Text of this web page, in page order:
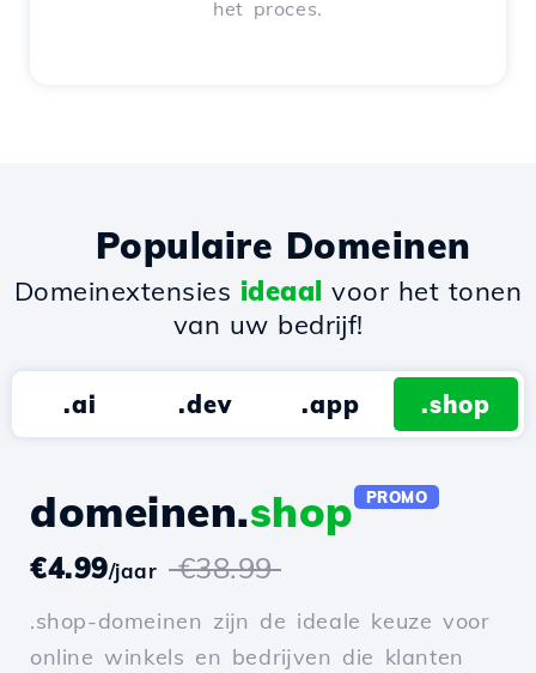
het proces.
Populaire Domeinen
Domeinextensies ideaal voor het tonen
van uw bedrijf!
.ai .dev .app .shop
domeinen.shop PROMO
€4.99/jaar €38.99
.shop-domeinen zijn de ideale keuze voor
online winkels en bedrijven die klanten